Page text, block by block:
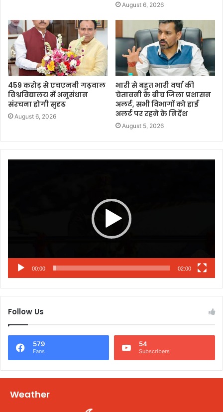
August 6, 2026
459 करोड़ से एचएनबी गढ़वाल
विश्वविद्यालय में अनुसंधान
संरचना होगी सुदृढ
August 6, 2026
भारी से बहुत भारी वर्षा की
चेतावनी के बीच जिला प्रशासन
अलर्ट, सभी विभागों को हाई
अलर्ट पर रहने के निर्देश
August 5, 2026
00:00 02:00
Follow Us
579
Fans
54
Subscribers
Weather